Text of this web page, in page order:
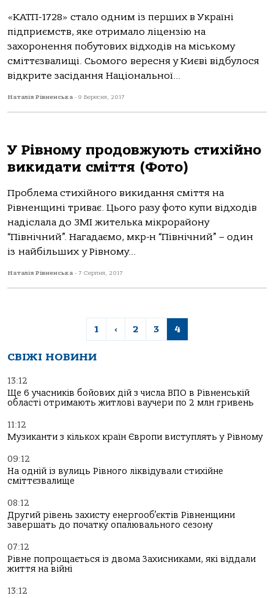
«КАТП-1728» стало одним із перших в Україні
підприємств, яке отримало ліцензію на
захоронення побутових відходів на міському
сміттєзвалищі. Сьомого вересня у Києві відбулося
відкрите засідання Національної...
Наталія Рівненська - 9 Вересня, 2017
У Рівному продовжують стихійно
викидати сміття (Фото)
Проблема стихійного викидання сміття на
Рівненщині триває. Цього разу фото купи відходів
надіслала до ЗМІ жителька мікрорайону
“Північний”. Нагадаємо, мкр-н “Північний” – один
із найбільших у Рівному...
Наталія Рівненська - 7 Серпня, 2017
1 ‹ 2 3 4
СВІЖІ НОВИНИ
13:12
Ще 6 учасників бойових дій з числа ВПО в Рівненській
області отримають житлові ваучери по 2 млн гривень
11:12
Музиканти з кількох країн Європи виступлять у Рівному
09:12
На одній із вулиць Рівного ліквідували стихійне
сміттєзвалище
08:12
Другий рівень захисту енергооб’єктів Рівненщини
завершать до початку опалювального сезону
07:12
Рівне попрощається із двома Захисниками, які віддали
життя на війні
13:12